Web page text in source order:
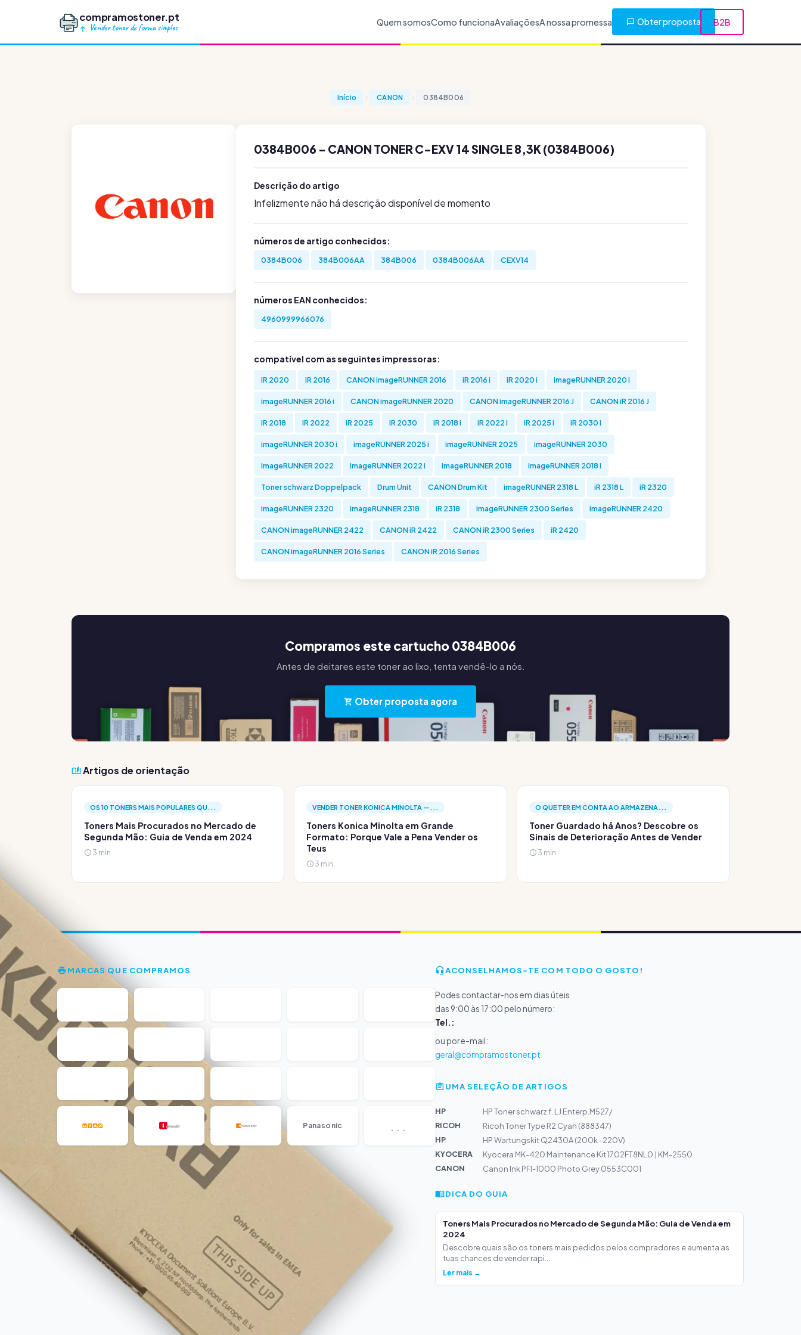
compramostoner.pt
Vender toner de forma simples
Quem somosComo funcionaAvaliaçõesA nossa promessa Obter proposta B2B
Início CANON 0384B006
0384B006 - CANON TONER C-EXV 14 SINGLE 8,3K (0384B006)
Descrição do artigo
Infelizmente não há descrição disponível de momento
números de artigo conhecidos:
0384B006 384B006AA 384B006 0384B006AA CEXV14
números EAN conhecidos:
4960999966076
compatível com as seguintes impressoras:
iR 2020 iR 2016 CANON imageRUNNER 2016 iR 2016 i iR 2020 i imageRUNNER 2020 i
imageRUNNER 2016 i CANON imageRUNNER 2020 CANON imageRUNNER 2016 J CANON iR 2016 J
iR 2018 iR 2022 iR 2025 iR 2030 iR 2018 i iR 2022 i iR 2025 i iR 2030 i
imageRUNNER 2030 i imageRUNNER 2025 i imageRUNNER 2025 imageRUNNER 2030
imageRUNNER 2022 imageRUNNER 2022 i imageRUNNER 2018 imageRUNNER 2018 i
Toner schwarz Doppelpack Drum Unit CANON Drum Kit imageRUNNER 2318 L iR 2318 L iR 2320
imageRUNNER 2320 imageRUNNER 2318 iR 2318 imageRUNNER 2300 Series imageRUNNER 2420
CANON imageRUNNER 2422 CANON iR 2422 CANON iR 2300 Series iR 2420
CANON imageRUNNER 2016 Series CANON iR 2016 Series
Compramos este cartucho 0384B006
Antes de deitares este toner ao lixo, tenta vendê-lo a nós.
Obter proposta agora
Artigos de orientação
OS 10 TONERS MAIS POPULARES QU...
Toners Mais Procurados no Mercado de
Segunda Mão: Guia de Venda em 2024
3 min
VENDER TONER KONICA MINOLTA —...
Toners Konica Minolta em Grande
Formato: Porque Vale a Pena Vender os
Teus
3 min
O QUE TER EM CONTA AO ARMAZENA...
Toner Guardado há Anos? Descobre os
Sinais de Deterioração Antes de Vender
3 min
MARCAS QUE COMPRAMOS
Panasonic ...
ACONSELHAMOS-TE COM TODO O GOSTO!
Podes contactar-nos em dias úteis
das 9:00 às 17:00 pelo número:
Tel.:
ou por e-mail:
geral@compramostoner.pt
UMA SELEÇÃO DE ARTIGOS
HP
HP Toner schwarz f. LJ Enterp.M527/
RICOH
Ricoh Toner Type R2 Cyan (888347)
HP
HP Wartungskit Q2430A (200k -220V)
KYOCERA
Kyocera MK-420 Maintenance Kit 1702FT8NL0 | KM-2550
CANON
Canon Ink PFI-1000 Photo Grey 0553C001
DICA DO GUIA
Toners Mais Procurados no Mercado de Segunda Mão: Guia de Venda em
2024
Descobre quais são os toners mais pedidos pelos compradores e aumenta as
tuas chances de vender rapi...
Ler mais →